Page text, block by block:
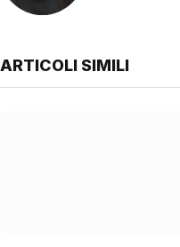
ARTICOLI SIMILI